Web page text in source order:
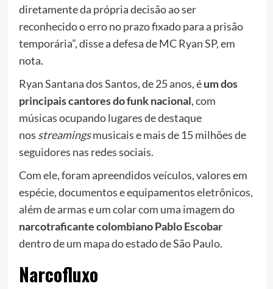
diretamente da própria decisão ao ser
reconhecido o erro no prazo fixado para a prisão
temporária”, disse a defesa de MC Ryan SP, em
nota.
Ryan Santana dos Santos, de 25 anos, éum dos
principais cantores do funk nacional, com
músicas ocupando lugares de destaque
nos streamingsmusicais e mais de 15 milhões de
seguidores nas redes sociais.
Com ele, foram apreendidos veículos, valores em
espécie, documentos e equipamentos eletrônicos,
além de armas e um colar com uma imagem do
narcotraficante colombiano Pablo Escobar
dentro de um mapa do estado de São Paulo.
Narcofluxo